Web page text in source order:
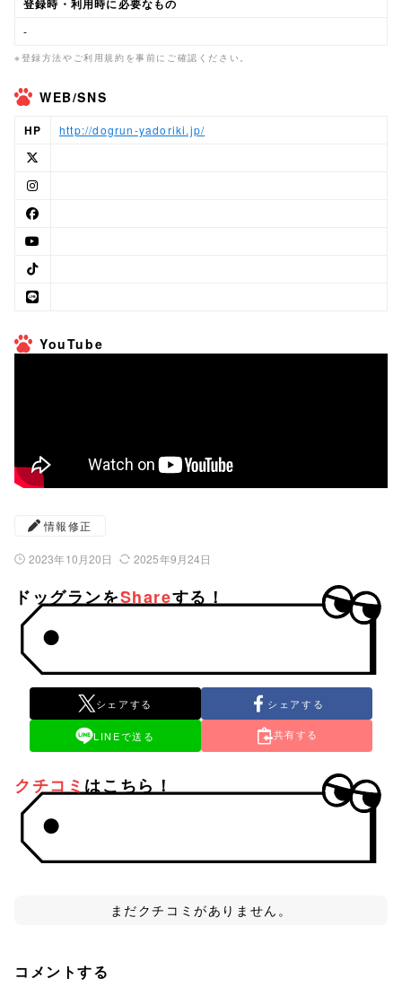
登録時・利用時に必要なもの
-
※登録方法やご利用規約を事前にご確認ください。
WEB/SNS
HP http://dogrun-yadoriki.jp/
YouTube
情報修正
公開日：
2023年10月20日 最終更新日：
2025年9月24日
ドッグランをShareする！
シェアする シェアする
LINEで送る 共有する
クチコミはこちら！
まだクチコミがありません。
コメントする